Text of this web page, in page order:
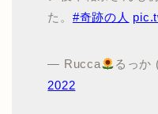
た。 #奇跡の人
— Rucca るっか
2022